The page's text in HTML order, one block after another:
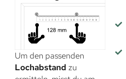
Um den passenden
Lochabstand zu